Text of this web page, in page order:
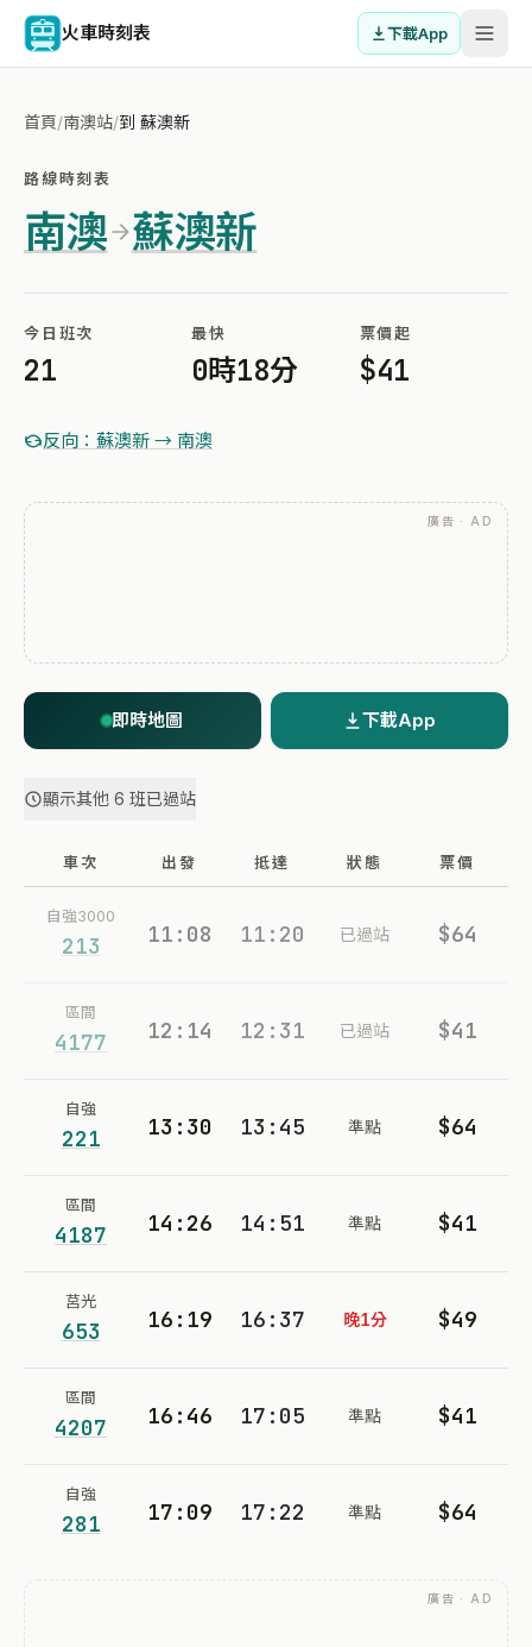
火車時刻表 下載App
首頁/南澳站/到 蘇澳新
路線時刻表
南澳 蘇澳新
今日班次
21
最快
0時18分
票價起
$41
反向：蘇澳新 → 南澳
廣告 · AD
即時地圖 下載App
顯示其他 6 班已過站
車次 出發 抵達 狀態 票價
自強3000
213 11:08 11:20 已過站 $64
區間
4177 12:14 12:31 已過站 $41
自強
221 13:30 13:45 準點 $64
區間
4187 14:26 14:51 準點 $41
莒光
653 16:19 16:37 晚1分 $49
區間
4207 16:46 17:05 準點 $41
自強
281 17:09 17:22 準點 $64
廣告 · AD